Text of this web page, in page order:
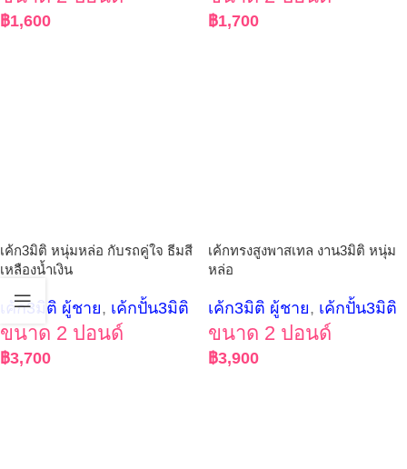
฿1,600 ฿1,700
เค้ก3มิติ หนุ่มหล่อ กับรถคู่ใจ ธีมสี
เหลืองน้ำเงิน
เค้ก3มิติ ผู้ชาย, เค้กปั้น3มิติ
ขนาด 2 ปอนด์
฿3,700
เค้กทรงสูงพาสเทล งาน3มิติ หนุ่ม
หล่อ
เค้ก3มิติ ผู้ชาย, เค้กปั้น3มิติ
ขนาด 2 ปอนด์
฿3,900